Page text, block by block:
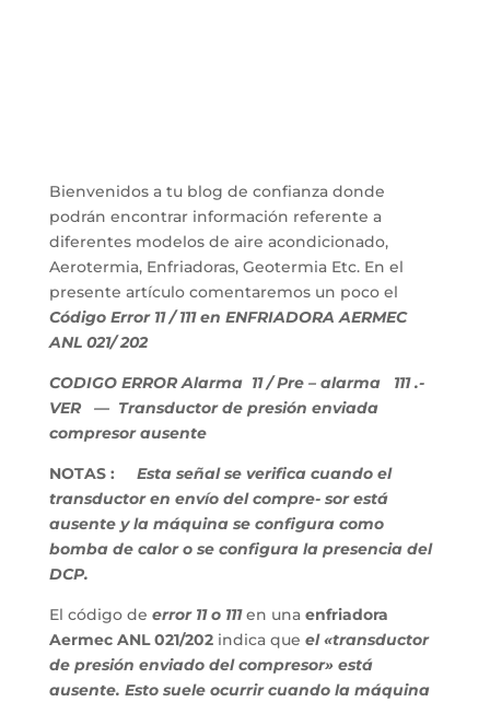
Bienvenidos a tu blog de confianza donde
podrán encontrar información referente a
diferentes modelos de aire acondicionado,
Aerotermia, Enfriadoras, Geotermia Etc. En el
presente artículo comentaremos un poco el
Código Error 11 / 111 en ENFRIADORA AERMEC
ANL 021/ 202
CODIGO ERROR Alarma 11 / Pre – alarma 111 .-
VER — Transductor de presión enviada
compresor ausente
NOTAS :
Esta señal se verifica cuando el
transductor en envío del compre- sor está
ausente y la máquina se configura como
bomba de calor o se configura la presencia del
DCP.
El código de error 11 o 111en una enfriadora
Aermec ANL 021/202indica que el «transductor
de presión enviado del compresor» está
ausente. Esto suele ocurrir cuando la máquina